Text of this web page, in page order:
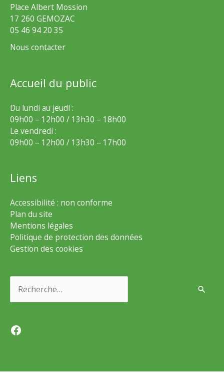
Place Albert Mossion
17 260 GEMOZAC
05 46 94 20 35
Nous contacter
Accueil du public
Du lundi au jeudi :
09h00 – 12h00 / 13h30 – 18h00
Le vendredi :
09h00 – 12h00 / 13h30 – 17h00
Liens
Accessibilité : non conforme
Plan du site
Mentions légales
Politique de protection des données
Gestion des cookies
Facebook